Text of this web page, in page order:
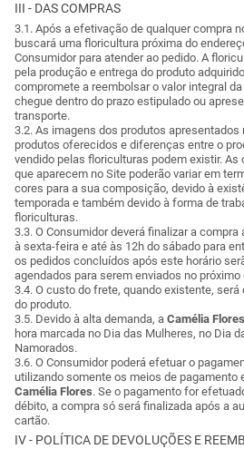
III - DAS COMPRAS
3.1. Após a efetivação de qualquer compra
buscará uma floricultura próxima do
Consumidor para atender ao pedido. A
pela produção e entrega do produto
compromete a reembolsar o valor integral
chegue dentro do prazo estipulado ou
transporte.
3.2. As imagens dos produtos
produtos oferecidos e diferenças entre o
vendido pelas floriculturas podem existir.
que aparecem no Site poderão variar em
cores para a sua composição, devido à
temporada e também devido à forma de
floriculturas.
3.3. O Consumidor deverá finalizar a
à sexta-feira e até às 12h do sábado para
os pedidos concluídos após este horário
agendados para serem enviados no próximo
3.4. O custo do frete, quando existente,
do produto.
3.5. Devido à alta demanda, a Camélia Flores
hora marcada no Dia das Mulheres, no Dia
Namorados.
3.6. O Consumidor poderá efetuar o
utilizando somente os meios de pagamento
Camélia Flores. Se o pagamento for
débito, a compra só será finalizada após a
cartão.
IV - POLÍTICA DE DEVOLUÇÕES E